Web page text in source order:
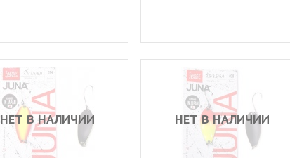
НЕТ В НАЛИЧИИ НЕТ В НАЛИЧИИ